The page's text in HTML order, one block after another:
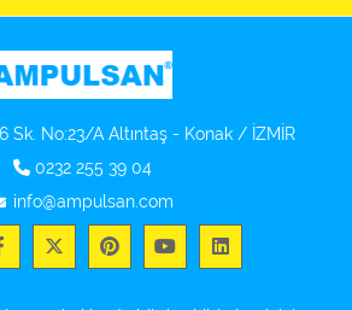
Sk. No:23/A Altıntaş - Konak / İZMİR
0232 255 39 04
info@ampulsan.com